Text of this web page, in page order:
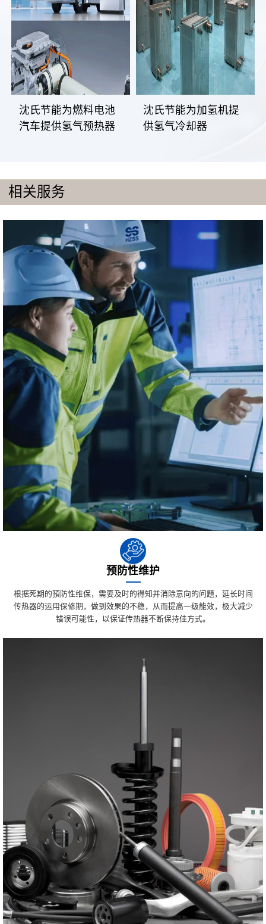
沈氏节能为燃料电池
汽车提供氢气预热器
沈氏节能为加氢机提
供氢气冷却器
相关服务
预防性维护
根据死期的預防性维保，需要及时的得知并消除意向的问題，延长时间
传热器的运用保修期，做到效果的不稳，从而提高一级能效，极大减少
错误可能性，以保证传热器不断保持佳方式。